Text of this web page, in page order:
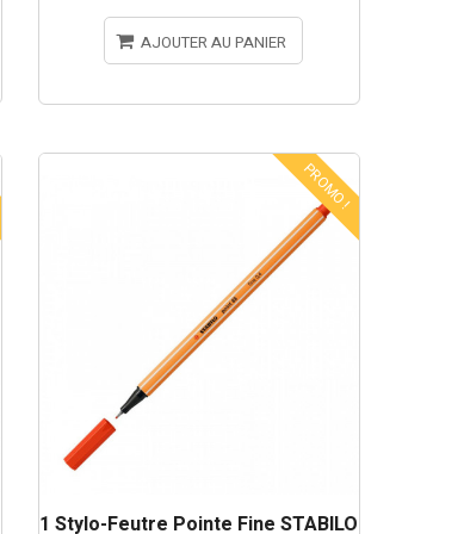
AJOUTER AU PANIER
PROMO !
1 Stylo-Feutre Pointe Fine STABILO